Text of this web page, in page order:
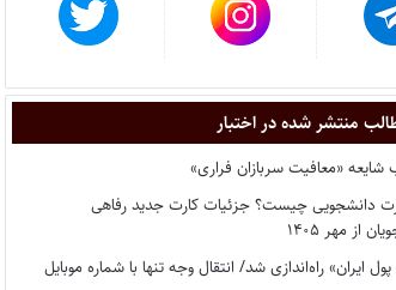
منتشر شده در اختبار
شایعه «معافیت سربازان فراری»
دانشجویی چیست؟ جزئیات کارت جدید رفاهی
از مهر ۱۴۰۵
ایران» راه‌اندازی شد/ انتقال وجه تنها با شماره موبایل